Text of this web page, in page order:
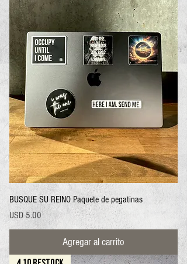
BUSQUE SU REINO Paquete de pegatinas
Precio
USD 5.00
Agregar al carrito